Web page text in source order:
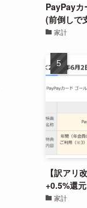
PayPayカ
(前倒しで
家計
【訳アリ
+0.5%還
家計